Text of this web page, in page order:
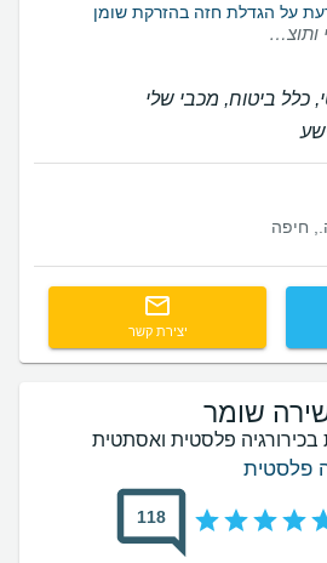
רופא מצוין,קשוב ואיכפתי ותוצאת ניתוח מעולה.
כלל ביטוח, מכבי שלי
יצירת קשר
שומר
בכירורגיה פלסטית ואסתטית
פלסטית
118